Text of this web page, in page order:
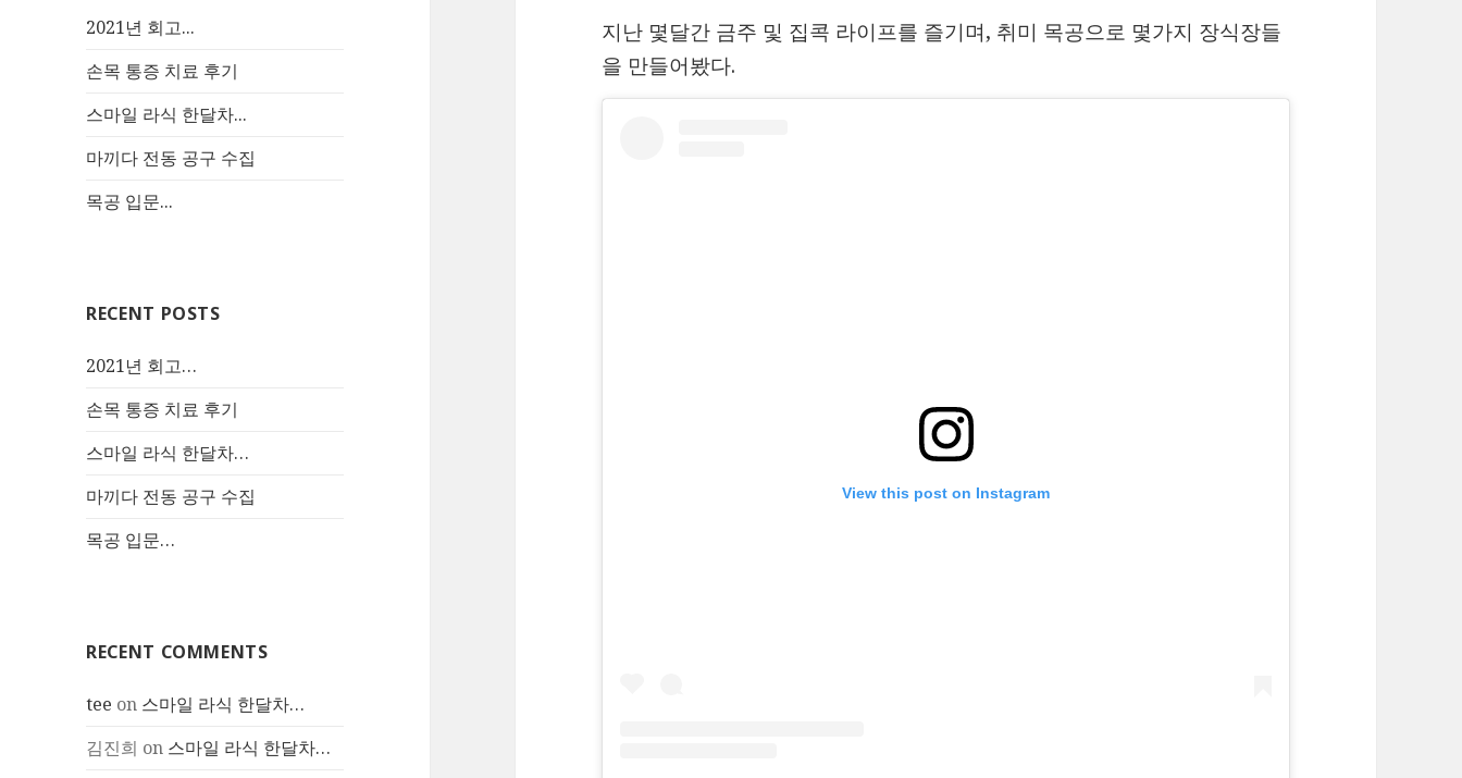
2021년 회고...
손목 통증 치료 후기
스마일 라식 한달차...
마끼다 전동 공구 수집
목공 입문...
RECENT POSTS
2021년 회고…
손목 통증 치료 후기
스마일 라식 한달차…
마끼다 전동 공구 수집
목공 입문…
RECENT COMMENTS
tee on 스마일 라식 한달차…
김진희 on 스마일 라식 한달차…
지난 몇달간 금주 및 집콕 라이프를 즐기며, 취미 목공으로 몇가지 장식장들
을 만들어봤다.
View this post on Instagram